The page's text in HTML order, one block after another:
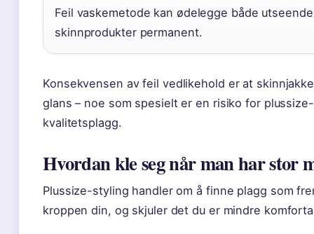
Feil vaskemetode kan ødelegge både
skinnprodukter permanent.
Konsekvensen av feil vedlikehold er at
glans – noe som spesielt er en risiko for
kvalitetsplagg.
Hvordan kle seg når man har stor
Plussize-styling handler om å finne plagg som
kroppen din, og skjuler det du er mindre